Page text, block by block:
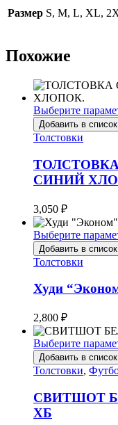
Размер S, M, L, XL,
Похожие
Выберите
Этот
товар
несколько
вариаций.
Опции
выбрать
на
странице
товара.
Добавить в
Толстовки
СИНИЙ
3,050 ₽
Выберите
Этот
товар
несколько
вариаций.
можно
выбрать
на
странице
товара.
Добавить в
Толстовки
Худи
2,800 ₽
Выберите
Этот
товар
несколько
вариаций.
Опции
Добавить в
Толстовки,
СВИТШОТ
ХБ